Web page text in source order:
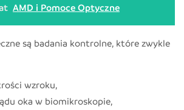
AMD i Pomoce Optyczne
są badania kontrolne, które zwykle
wzroku,
oka w biomikroskopie,